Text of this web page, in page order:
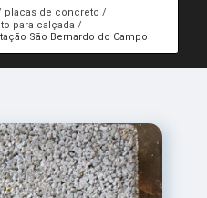
placas de concreto
para calçada
São Bernardo do Campo